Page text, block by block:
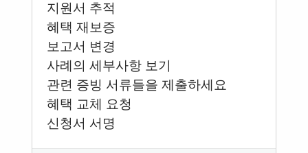
지원서 추적
혜택 재보증
보고서 변경
사례의 세부사항 보기
관련 증빙 서류들을 제출하세요
혜택 교체 요청
신청서 서명